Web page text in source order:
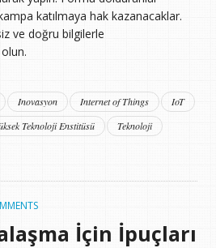
katılmaya hak kazanacaklar.
ve doğru bilgilerle
Inovasyon Internet of Things
IoT
Teknoloji Enstitüsü
Teknoloji
İçin İpuçları